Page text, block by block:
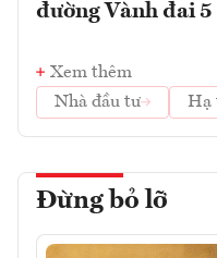
đường Vành đai
Xem thêm
Nhà đầu tư
Hạ
Đừng bỏ lỡ